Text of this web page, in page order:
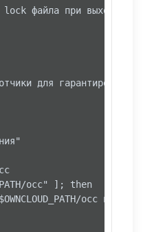
файла при выходе
для
occ" ]; then
occ не